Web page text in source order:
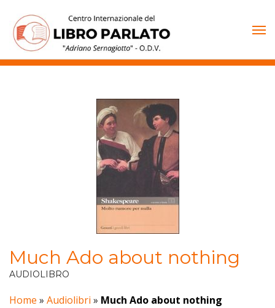
contenuto
Much Ado about nothing
AUDIOLIBRO
Home » Audiolibri » Much Ado about nothing